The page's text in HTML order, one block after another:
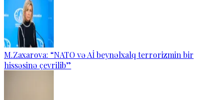
M.Zaxarova: “NATO və Aİ beynəlxalq terrorizmin bir
hissəsinə çevrilib”